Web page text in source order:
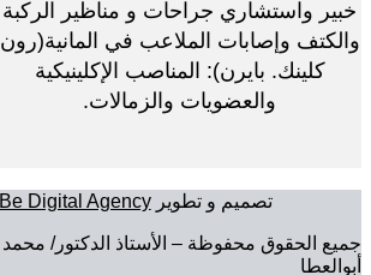
خبير واستشاري جراحات و مناظير الركبة
والكتف وإصابات الملاعب في المانية(رون
كلينك. بايرن): المناصب الإكلينيكية
والعضويات والزمالات.
Be Digital Agency تصميم و تطوير
جميع الحقوق محفوظة – الأستاذ الدكتور/ محمد
أبوالعطا